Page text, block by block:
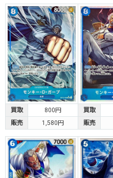
買取 800円 買取
販売
1,580円 販売